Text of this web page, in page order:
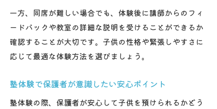
一方、同席が難しい場合でも、体験後に講師からのフィ
ードバックや教室の詳細な説明を受けることができるか
確認することが大切です。子供の性格や緊張しやすさに
応じて最適な体験方法を選びましょう。
塾体験で保護者が意識したい安心ポイント
塾体験の際、保護者が安心して子供を預けられるかどう